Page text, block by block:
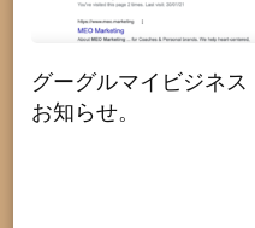
グーグルマイビジネ
お知らせ。